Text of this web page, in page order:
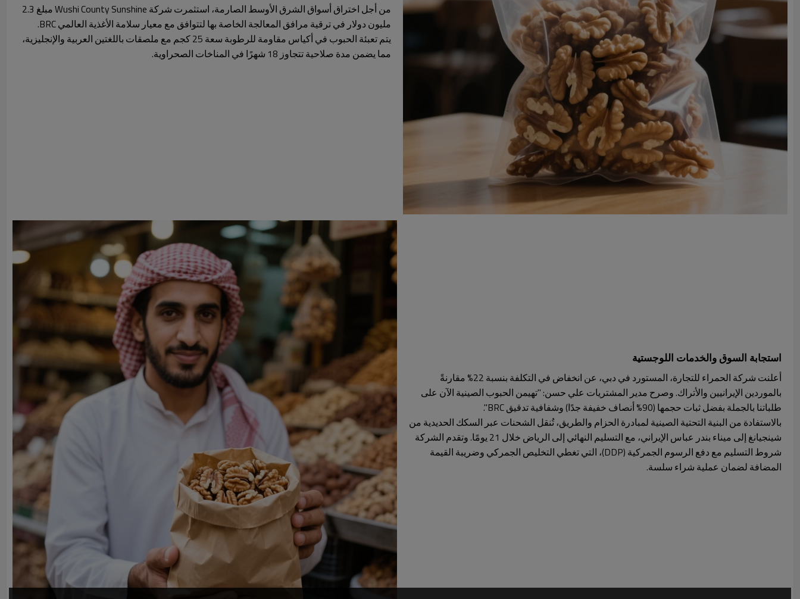
من أجل اختراق أسواق الشرق الأوسط الصارمة، استثمرت شركة Wushi County Sunshine مبلغ 2.3
مليون دولار في ترقية مرافق المعالجة الخاصة بها لتتوافق مع معيار سلامة الأغذية العالمي BRC.
يتم تعبئة الحبوب في أكياس مقاومة للرطوبة سعة 25 كجم مع ملصقات باللغتين العربية والإنجليزية،
مما يضمن مدة صلاحية تتجاوز 18 شهرًا في المناخات الصحراوية.
استجابة السوق والخدمات اللوجستية
أعلنت شركة الحمراء للتجارة، المستورد في دبي، عن انخفاض في التكلفة بنسبة 22% مقارنةً
بالموردين الإيرانيين والأتراك. وصرح مدير المشتريات علي حسن: "تهيمن الحبوب الصينية الآن على
طلباتنا بالجملة بفضل ثبات حجمها (90% أنصاف خفيفة جدًا) وشفافية تدقيق BRC".
بالاستفادة من البنية التحتية الصينية لمبادرة الحزام والطريق، تُنقل الشحنات عبر السكك الحديدية من
شينجيانغ إلى ميناء بندر عباس الإيراني، مع التسليم النهائي إلى الرياض خلال 21 يومًا. وتقدم الشركة
شروط التسليم مع دفع الرسوم الجمركية (DDP)، التي تغطي التخليص الجمركي وضريبة القيمة
المضافة لضمان عملية شراء سلسة.